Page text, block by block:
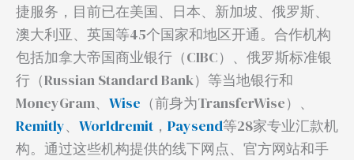
捷服务，目前已在美国、日本、新加坡、俄罗斯、
澳大利亚、英国等45个国家和地区开通。合作机构
包括加拿大帝国商业银行（CIBC）、俄罗斯标准银
行（Russian Standard Bank）等当地银行和
MoneyGram、 Wise （前身为TransferWise）、
Remitly、 Worldremit ， Paysend等28家专业汇款机
构。通过这些机构提供的线下网点、官方网站和手